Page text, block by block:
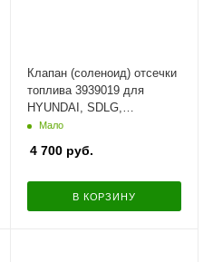
Клапан (соленоид) отсечки
топлива 3939019 для
HYUNDAI, SDLG,
XGMA,SHANTUI, Cummins,
Мало
4 700руб.
В КОРЗИНУ